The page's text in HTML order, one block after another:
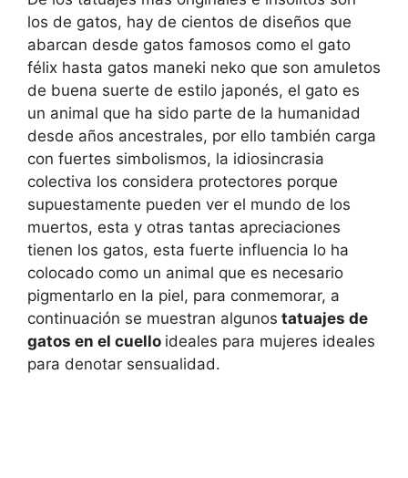
los de gatos, hay de cientos de diseños que
abarcan desde gatos famosos como el gato
félix hasta gatos maneki neko que son amuletos
de buena suerte de estilo japonés, el gato es
un animal que ha sido parte de la humanidad
desde años ancestrales, por ello también carga
con fuertes simbolismos, la idiosincrasia
colectiva los considera protectores porque
supuestamente pueden ver el mundo de los
muertos, esta y otras tantas apreciaciones
tienen los gatos, esta fuerte influencia lo ha
colocado como un animal que es necesario
pigmentarlo en la piel, para conmemorar, a
continuación se muestran algunos tatuajes de
gatos en el cuello ideales para mujeres ideales
para denotar sensualidad.